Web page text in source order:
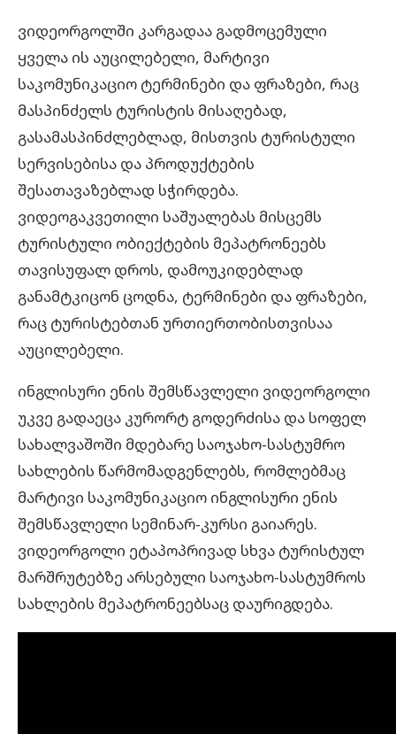
ვიდეორგოლში კარგადაა გადმოცემული
ყველა ის აუცილებელი, მარტივი
საკომუნიკაციო ტერმინები და ფრაზები, რაც
მასპინძელს ტურისტის მისაღებად,
გასამასპინძლებლად, მისთვის ტურისტული
სერვისებისა და პროდუქტების
შესათავაზებლად სჭირდება.
ვიდეოგაკვეთილი საშუალებას მისცემს
ტურისტული ობიექტების მეპატრონეებს
თავისუფალ დროს, დამოუკიდებლად
განამტკიცონ ცოდნა, ტერმინები და ფრაზები,
რაც ტურისტებთან ურთიერთობისთვისაა
აუცილებელი.
ინგლისური ენის შემსწავლელი ვიდეორგოლი
უკვე გადაეცა კურორტ გოდერძისა და სოფელ
სახალვაშოში მდებარე საოჯახო-სასტუმრო
სახლების წარმომადგენლებს, რომლებმაც
მარტივი საკომუნიკაციო ინგლისური ენის
შემსწავლელი სემინარ-კურსი გაიარეს.
ვიდეორგოლი ეტაპოპრივად სხვა ტურისტულ
მარშრუტებზე არსებული საოჯახო-სასტუმროს
სახლების მეპატრონეებსაც დაურიგდება.